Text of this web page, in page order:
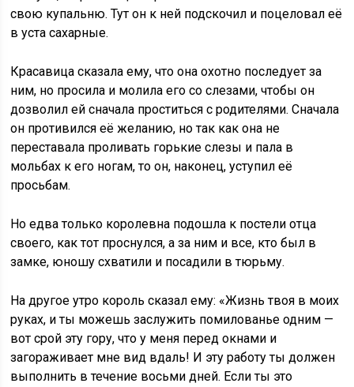
свою купальню. Тут он к ней подскочил и поцеловал её
в уста сахарные.
Красавица сказала ему, что она охотно последует за
ним, но просила и молила его со слезами, чтобы он
дозволил ей сначала проститься с родителями. Сначала
он противился её желанию, но так как она не
переставала проливать горькие слезы и пала в
мольбах к его ногам, то он, наконец, уступил её
просьбам.
Но едва только королевна подошла к постели отца
своего, как тот проснулся, а за ним и все, кто был в
замке, юношу схватили и посадили в тюрьму.
На другое утро король сказал ему: «Жизнь твоя в моих
руках, и ты можешь заслужить помилованье одним —
вот срой эту гору, что у меня перед окнами и
загораживает мне вид вдаль! И эту работу ты должен
выполнить в течение восьми дней. Если ты это